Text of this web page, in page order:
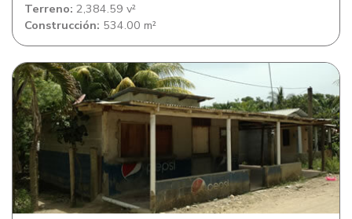
Terreno: 2,384.59 v²
Construcción: 534.00 m²
Casa en Isleta Central